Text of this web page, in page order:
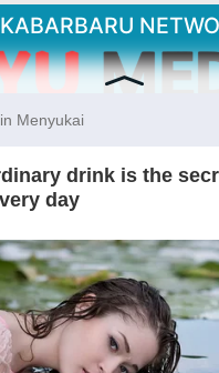
KABARBARU
Kabarbaru.co menyajikan
inspiratif dari sudut
Follow Kabarbaru